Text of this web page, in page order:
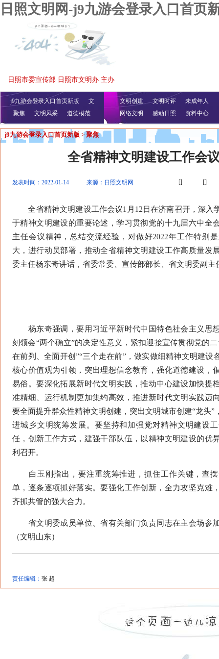
日照文明网-j9九游会登录入口首页
日照市委宣传部 日照市文明办 主办
j9九游会登录入口首页新版
文
明播报
公益视频
聚焦 文明风采 道德模范
文明创建 文明时评
未成年人
网络文明
感动日照 资料中心
j9九游会登录入口首页新版 > 聚焦
全省精神文明建设工作会
发表时间：2022-01-14 来源：日照文明网 [] []
全省精神文明建设工作会议1月12日在济南召开，深入
于精神文明建设的重要论述，学习贯彻党的十九届六中全
主任会议精神，总结交流经验，对做好2022年工作特别
大，进行动员部署，推动全省精神文明建设工作高质量发
委主任杨东奇讲话，省委常委、宣传部部长、省文明委副主
杨东奇强调，要用习近平新时代中国特色社会主义思
刻领会“两个确立”的决定性意义，紧扣迎接宣传贯彻党的
在前列、全面开创”“三个走在前”，做实做细精神文明建设
核心价值观为引领，突出理想信念教育，强化道德建设，
易俗。要深化拓展新时代文明实践，推动中心建设加快提
准精细、运行机制更加集约高效，推进新时代文明实践迈
要全面提升群众性精神文明创建，突出文明城市创建“龙头”
进城乡文明统筹发展。要坚持和加强党对精神文明建设
任，创新工作方式，建强干部队伍，以精神文明建设的优
利召开。
白玉刚指出，要注重统筹推进，抓住工作关键，查摆
单，逐条逐项抓好落实。要强化工作创新，全力攻坚克难
齐抓共管的强大合力。
省文明委成员单位、省有关部门负责同志在主会场参
（文明山东）
责任编辑： 张 超